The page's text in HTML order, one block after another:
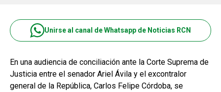
Unirse al canal de Whatsapp de Noticias RCN
En una audiencia de conciliación ante la Corte Suprema de
Justicia entre el senador Ariel Ávila y el excontralor
general de la República, Carlos Felipe Córdoba, se